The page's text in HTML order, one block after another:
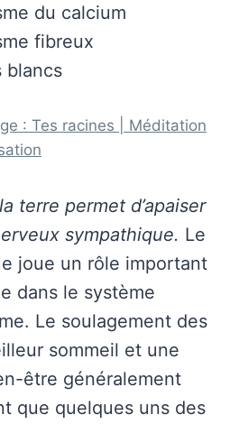
du calcium
fibreux
blancs
: Tes racines | Méditation
terre permet d’apaiser
sympathique. Le
joue un rôle important
dans le système
Le soulagement des
sommeil et une
être généralement
que quelques uns des